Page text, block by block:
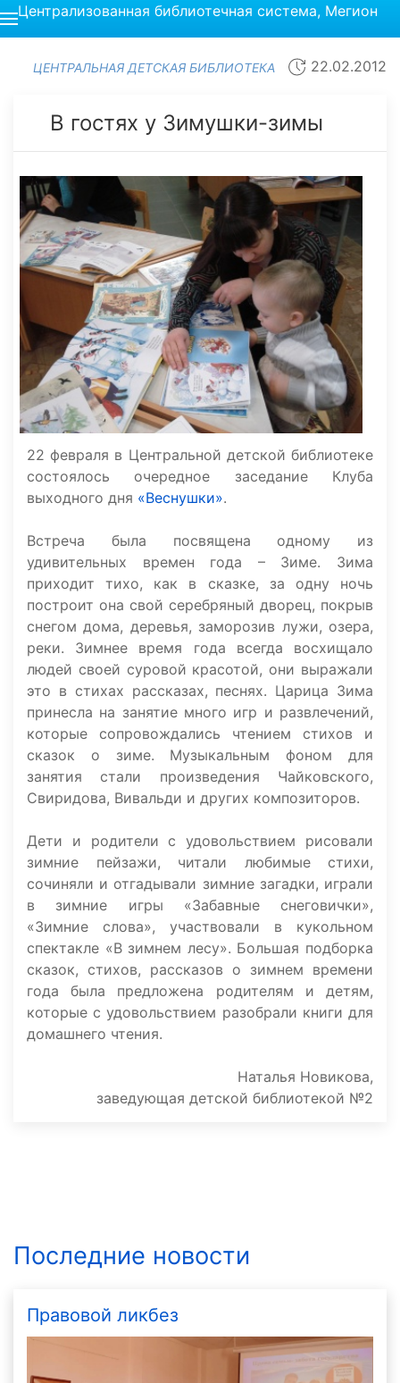
Централизованная библиотечная система, Мегион
ЦЕНТРАЛЬНАЯ ДЕТСКАЯ БИБЛИОТЕКА 22.02.2012
В гостях у Зимушки-зимы
22 февраля в Центральной детской библиотеке
состоялось очередное заседание Клуба
выходного дня «Веснушки».
Встреча была посвящена одному из
удивительных времен года – Зиме. Зима
приходит тихо, как в сказке, за одну ночь
построит она свой серебряный дворец, покрыв
снегом дома, деревья, заморозив лужи, озера,
реки. Зимнее время года всегда восхищало
людей своей суровой красотой, они выражали
это в стихах рассказах, песнях. Царица Зима
принесла на занятие много игр и развлечений,
которые сопровождались чтением стихов и
сказок о зиме. Музыкальным фоном для
занятия стали произведения Чайковского,
Свиридова, Вивальди и других композиторов.
Дети и родители с удовольствием рисовали
зимние пейзажи, читали любимые стихи,
сочиняли и отгадывали зимние загадки, играли
в зимние игры «Забавные снеговички»,
«Зимние слова», участвовали в кукольном
спектакле «В зимнем лесу». Большая подборка
сказок, стихов, рассказов о зимнем времени
года была предложена родителям и детям,
которые с удовольствием разобрали книги для
домашнего чтения.
Наталья Новикова,
заведующая детской библиотекой №2
Последние новости
Правовой ликбез